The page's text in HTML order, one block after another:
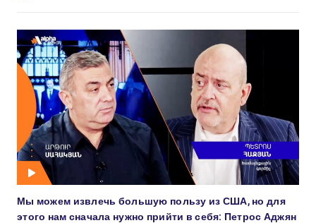
Мы можем извлечь большую пользу из США, но для
этого нам сначала нужно прийти в себя: Петрос Аджян